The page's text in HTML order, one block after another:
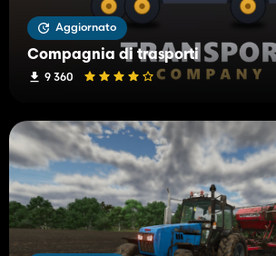
Aggiornato
Compagnia di trasporti
9 360